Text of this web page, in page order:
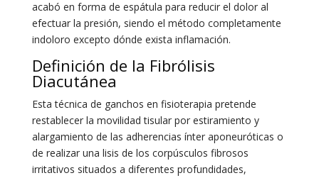
acabó en forma de espátula para reducir el dolor al
efectuar la presión, siendo el método completamente
indoloro excepto dónde exista inflamación.
Definición de la Fibrólisis
Diacutánea
Esta técnica de ganchos en fisioterapia pretende
restablecer la movilidad tisular por estiramiento y
alargamiento de las adherencias ínter aponeuróticas o
de realizar una lisis de los corpúsculos fibrosos
irritativos situados a diferentes profundidades,